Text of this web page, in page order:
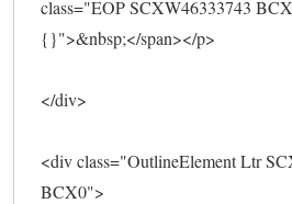
class="EOP SCXW46333743
{}">&nbsp;</span></p>
</div>
<div class="OutlineElement Ltr
BCX0">